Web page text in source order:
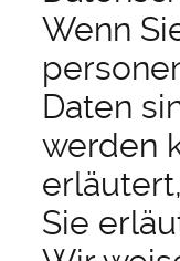
Wenn
Daten
werden
Sie